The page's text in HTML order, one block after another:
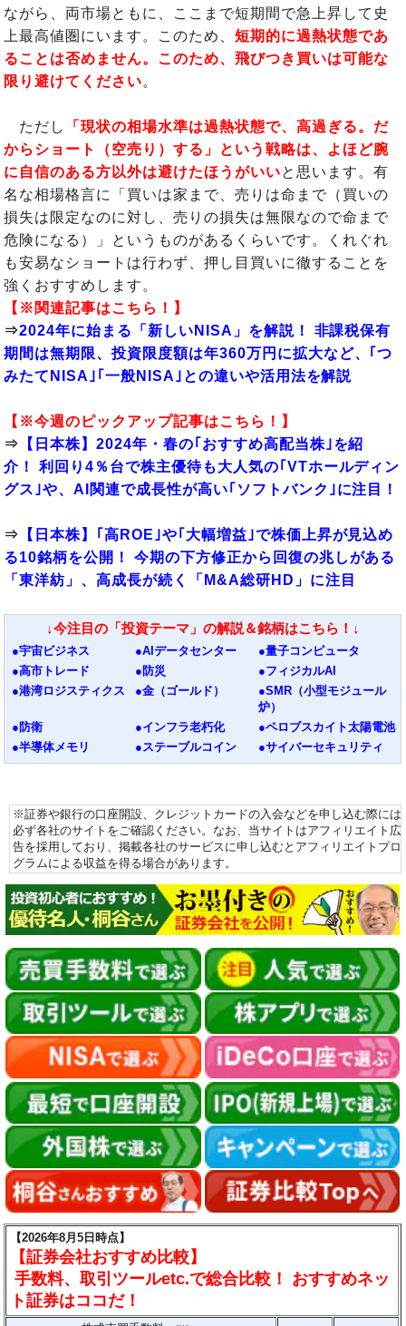
ながら、両市場ともに、ここまで短期間で急上昇して史
上最高値圏にいます。このため、 短期的に過熱状態であ
ることは否めません。このため、飛びつき買いは可能な
限り避けてください。
ただし
「現状の相場水準は過熱状態で、高過ぎる。だ
からショート（空売り）する」という戦略は、よほど腕
に自信のある方以外は避けたほうがいいと思います。有
名な相場格言に「買いは家まで、売りは命まで（買いの
損失は限定なのに対し、売りの損失は無限なので命まで
危険になる）」というものがあるくらいです。くれぐれ
も安易なショートは行わず、押し目買いに徹することを
強くおすすめします。
【※関連記事はこちら！】
⇒2024年に始まる「新しいNISA」を解説！ 非課税保有
期間は無期限、投資限度額は年360万円に拡大など、｢つ
みたてNISA｣｢一般NISA｣との違いや活用法を解説
【※今週のピックアップ記事はこちら！】
⇒ 【日本株】2024年・春の｢おすすめ高配当株｣を紹
介！ 利回り4％台で株主優待も大人気の｢VTホールディン
グス｣や、AI関連で成長性が高い｢ソフトバンク｣に注目！
⇒ 【日本株】｢高ROE｣や｢大幅増益｣で株価上昇が見込め
る10銘柄を公開！ 今期の下方修正から回復の兆しがある
「東洋紡」、高成長が続く「M&A総研HD」に注目
↓今注目の「投資テーマ」の解説＆銘柄はこちら！↓
●宇宙ビジネス ●AIデータセンター
●量子コンピュータ
●高市トレード
●防災
●フィジカルAI
●港湾ロジスティクス
●金（ゴールド）
●SMR（小型モジュール
炉）
●防衛
●インフラ老朽化
●ペロブスカイト太陽電池
●半導体メモリ
●ステーブルコイン ●サイバーセキュリティ
※証券や銀行の口座開設、クレジットカードの入会などを申し込む際には
必ず各社のサイトをご確認ください。なお、当サイトはアフィリエイト広
告を採用しており、掲載各社のサービスに申し込むとアフィリエイトプロ
グラムによる収益を得る場合があります。
【2026年8月5日時点】
【証券会社おすすめ比較】
手数料、取引ツールetc.で総合比較！ おすすめネッ
ト証券はココだ！